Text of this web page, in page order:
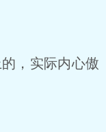
，实际内心傲